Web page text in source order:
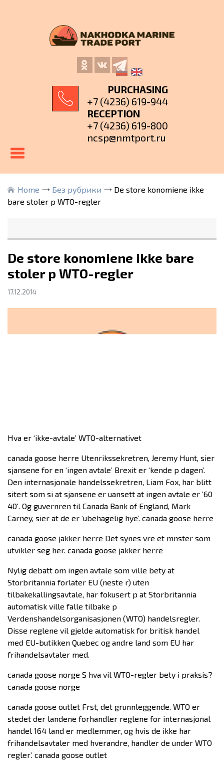
PURCHASING
+7 (4236) 619-944
RECEPTION
+7 (4236) 619-800
ncsp@nmtport.ru
Home Без рубрики
De store konomiene ikke
bare stoler p WTO-regler
De store konomiene ikke bare
stoler p WTO-regler
17.12.2014
Hva er ‘ikke-avtale’ WTO-alternativet
canada goose herre Utenrikssekretren, Jeremy Hunt, sier
sjansene for en ‘ingen avtale’ Brexit er ‘kende p dagen’.
Den internasjonale handelssekretren, Liam Fox, har blitt
sitert som si at sjansene er uansett at ingen avtale er ’60
40′. Og guvernren til Canada Bank of England, Mark
Carney, sier at de er ‘ubehagelig hye’. canada goose herre
canada goose jakker herre Det synes vre et mnster som
utvikler seg her. canada goose jakker herre
Nylig debatt om ingen avtale som ville bety at
Storbritannia forlater EU (neste r) uten
tilbakekallingsavtale, har fokusert p at Storbritannia
automatisk ville falle tilbake p
Verdenshandelsorganisasjonen (WTO) handelsregler.
Disse reglene vil gjelde automatisk for britisk handel
med EU-butikken Quebec og andre land som EU har
frihandelsavtaler med.
canada goose norge S hva vil WTO-regler bety i praksis?
canada goose norge
canada goose outlet Frst, det grunnleggende. WTO er
stedet der landene forhandler reglene for internasjonal
handel 164 land er medlemmer, og hvis de ikke har
frihandelsavtaler med hverandre, handler de under WTO
regler’. canada goose outlet